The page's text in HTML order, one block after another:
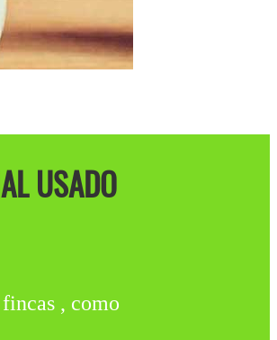
USADO
, como